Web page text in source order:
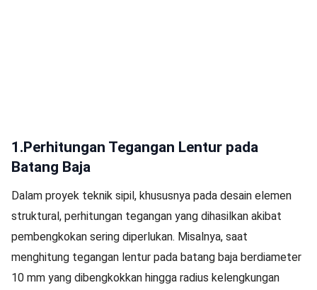
1.Perhitungan Tegangan Lentur pada
Batang Baja
Dalam proyek teknik sipil, khususnya pada desain elemen
struktural, perhitungan tegangan yang dihasilkan akibat
pembengkokan sering diperlukan. Misalnya, saat
menghitung tegangan lentur pada batang baja berdiameter
10 mm yang dibengkokkan hingga radius kelengkungan